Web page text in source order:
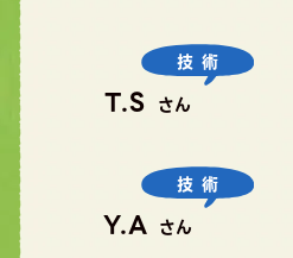
技術
T.S さん
技術
Y.A さん